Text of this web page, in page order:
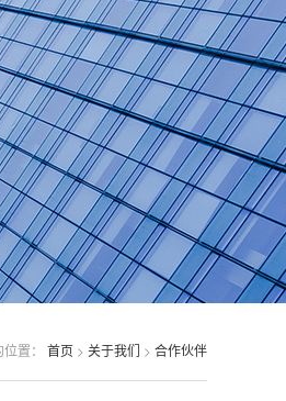
置： 首页 > 关于我们 > 合作伙伴